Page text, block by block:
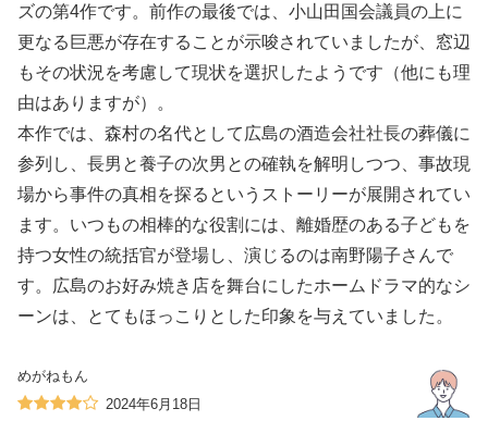
ズの第4作です。前作の最後では、小山田国会議員の上に
更なる巨悪が存在することが示唆されていましたが、窓辺
もその状況を考慮して現状を選択したようです（他にも理
由はありますが）。
本作では、森村の名代として広島の酒造会社社長の葬儀に
参列し、長男と養子の次男との確執を解明しつつ、事故現
場から事件の真相を探るというストーリーが展開されてい
ます。いつもの相棒的な役割には、離婚歴のある子どもを
持つ女性の統括官が登場し、演じるのは南野陽子さんで
す。広島のお好み焼き店を舞台にしたホームドラマ的なシ
ーンは、とてもほっこりとした印象を与えていました。
めがねもん
2024年6月18日